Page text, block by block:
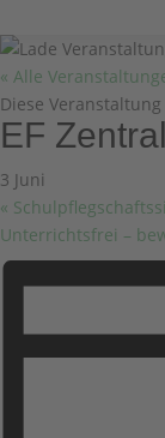
« Alle
Diese
EF
3 Juni
«
Unterrichtsfrei –